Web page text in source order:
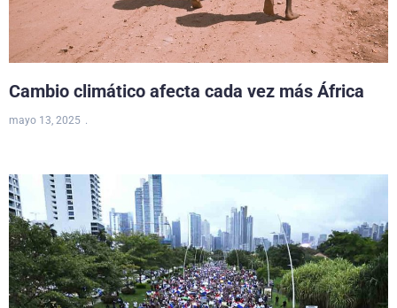
Cambio climático afecta cada vez más África
mayo 13, 2025